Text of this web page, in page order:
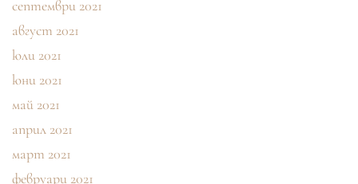
септември 2021
август 2021
юли 2021
юни 2021
май 2021
април 2021
март 2021
февруари 2021